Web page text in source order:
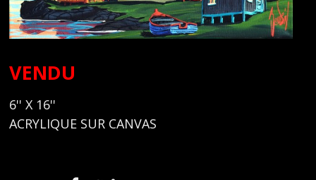
VENDU
6'' X 16''
ACRYLIQUE SUR CANVAS